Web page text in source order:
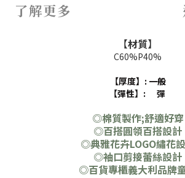
了解更多
【材質】
C60%P40%
【厚度】: 一般
【彈性】: 彈
◎棉質製作;舒適好穿
◎百搭圓領百搭設計
◎典雅花卉LOGO繡花
◎袖口剪接蕾絲設計
◎百貨專櫃義大利品牌